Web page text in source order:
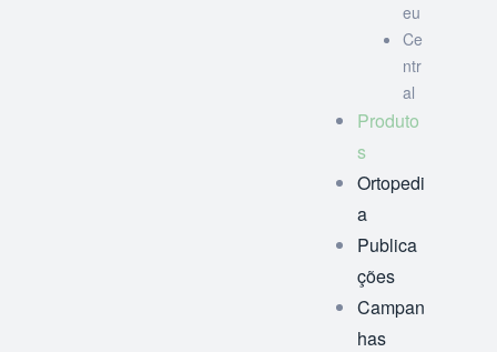
eu
Ce
ntr
al
Produto
s
Ortopedi
a
Publica
ções
Campan
has